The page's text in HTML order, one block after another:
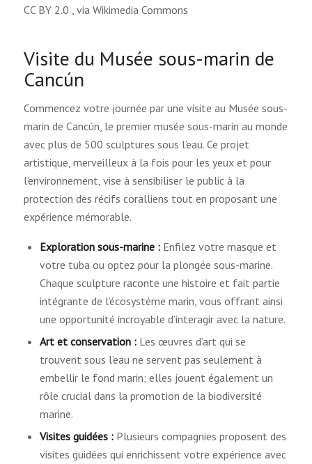
CC BY 2.0 , via Wikimedia Commons
Visite du Musée sous-marin de
Cancún
Commencez votre journée par une visite au Musée sous-
marin de Cancún, le premier musée sous-marin au monde
avec plus de 500 sculptures sous l’eau. Ce projet
artistique, merveilleux à la fois pour les yeux et pour
l’environnement, vise à sensibiliser le public à la
protection des récifs coralliens tout en proposant une
expérience mémorable.
Exploration sous-marine :Enfilez votre masque et
votre tuba ou optez pour la plongée sous-marine.
Chaque sculpture raconte une histoire et fait partie
intégrante de l’écosystème marin, vous offrant ainsi
une opportunité incroyable d’interagir avec la nature.
Art et conservation :Les œuvres d’art qui se
trouvent sous l’eau ne servent pas seulement à
embellir le fond marin; elles jouent également un
rôle crucial dans la promotion de la biodiversité
marine.
Visites guidées :Plusieurs compagnies proposent des
visites guidées qui enrichissent votre expérience avec